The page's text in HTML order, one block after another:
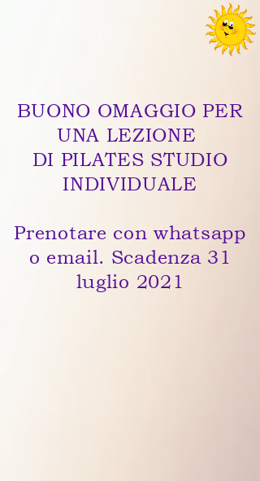
BUONO OMAGGIO PER
UNA LEZIONE
DI PILATES STUDIO
INDIVIDUALE
Prenotare con whatsapp
o email. Scadenza 31
luglio 2021